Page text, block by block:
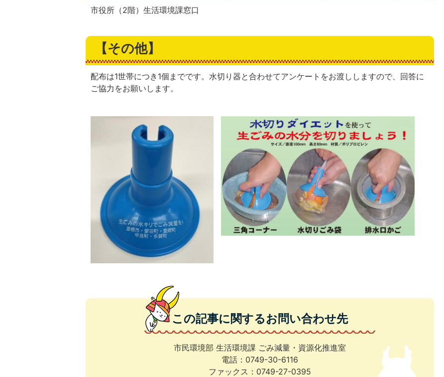
市役所（2階）生活環境課窓口
【その他】
配布は1世帯につき1個までです。水切り器と合わせてアンケートをお渡ししますので、回答に
ご協力をお願いします。
この記事に関するお問い合わせ先
市民環境部 生活環境課 ごみ減量・資源化推進室
電話：0749-30-6116
ファックス：0749-27-0395